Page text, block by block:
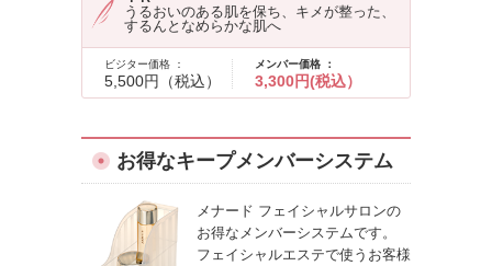
うるおいのある肌を保ち、キメが整った、
するんとなめらかな肌へ
ビジター価格 ：
5,500円（税込）
メンバー価格 ：
3,300円(税込）
お得なキープメンバーシステム
メナード フェイシャルサロンの
お得なメンバーシステムです。
フェイシャルエステで使うお客様